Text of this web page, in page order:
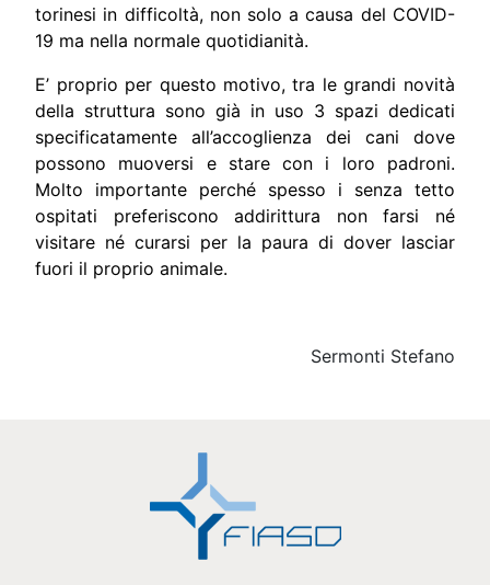
torinesi in difficoltà, non solo a causa del COVID-
19 ma nella normale quotidianità.
E’ proprio per questo motivo, tra le grandi novità
della struttura sono già in uso 3 spazi dedicati
specificatamente all’accoglienza dei cani dove
possono muoversi e stare con i loro padroni.
Molto importante perché spesso i senza tetto
ospitati preferiscono addirittura non farsi né
visitare né curarsi per la paura di dover lasciar
fuori il proprio animale.
Sermonti Stefano